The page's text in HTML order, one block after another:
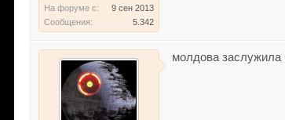
На форуме с:
9 сен 2013
Сообщения:
5.342
молдова заслужила